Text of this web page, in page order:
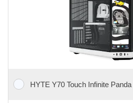
HYTE Y70 Touch Infinite Panda